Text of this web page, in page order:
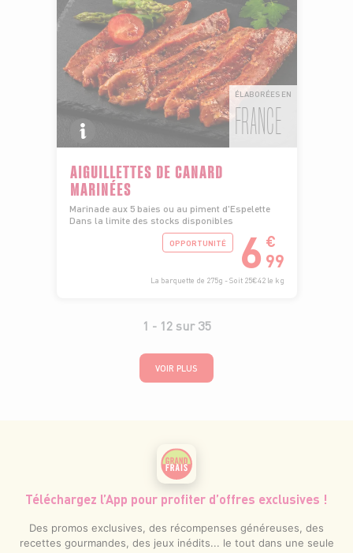
ÉLABORÉES EN
FRANCE
AIGUILLETTES DE CANARD
MARINÉES
Marinade aux 5 baies ou au piment d'Espelette
Dans la limite des stocks disponibles
OPPORTUNITÉ 6 €
99
La barquette de 275g - Soit 25€42 le kg
1 - 12sur35
VOIR PLUS
Téléchargez l’App pour profiter d’offres exclusives !
Des promos exclusives, des récompenses généreuses, des
recettes gourmandes, des jeux inédits... le tout dans une seule